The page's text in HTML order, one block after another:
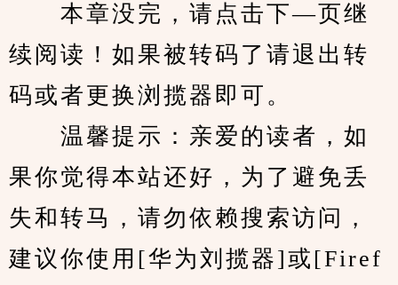
本章没完，请点击下—页继
续阅读！如果被转码了请退出转
码或者更换浏揽器即可。
温馨提示：亲爱的读者，如
果你觉得本站还好，为了避免丢
失和转马，请勿依赖搜索访问，
建议你使用[华为刘揽器]或[Firef